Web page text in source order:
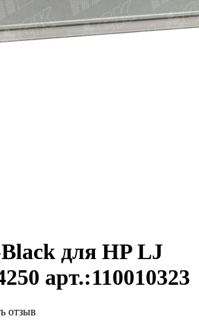
для HP LJ
арт.:110010323
отзыв